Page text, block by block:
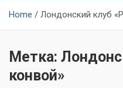
Home Лондонский клуб
Метка:
конвой»